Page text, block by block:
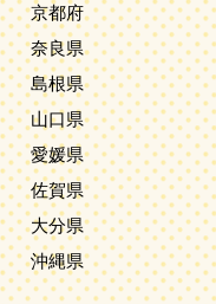
京都府
奈良県
島根県
山口県
愛媛県
佐賀県
大分県
沖縄県